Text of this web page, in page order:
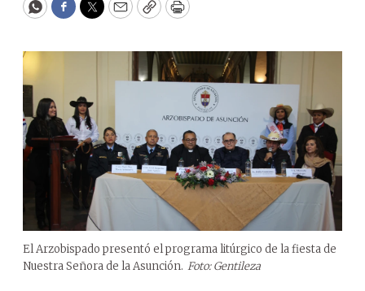
WhatsApp
Facebook
Twitter
EmailCopyPrint
El Arzobispado presentó el programa litúrgico de la fiesta de
Nuestra Señora de la Asunción. Foto: Gentileza